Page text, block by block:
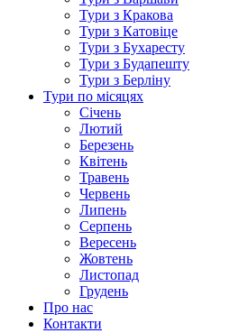
Тури з Кракова
Тури з Катовіце
Тури з Бухаресту
Тури з Будапешту
Тури з Берліну
Тури по місяцях
Січень
Лютий
Березень
Квітень
Травень
Червень
Липень
Серпень
Вересень
Жовтень
Листопад
Грудень
Про нас
Контакти